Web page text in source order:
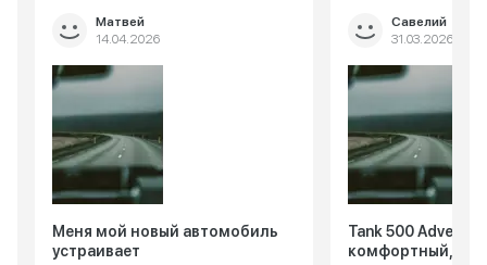
Матвей
14.04.2026
Меня мой новый автомобиль
устраивает
Савелий
31.03.2026
Tank 500
комфортный, без